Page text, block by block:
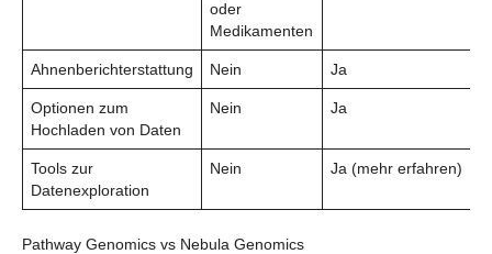
oder
Medikamenten
Ahnenberichterstattung Nein Ja
Optionen zum
Hochladen von Daten
Nein Ja
Tools zur
Datenexploration
Nein Ja (mehr erfahren)
Pathway Genomics vs Nebula Genomics